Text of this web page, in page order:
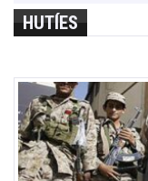
HUTÍES